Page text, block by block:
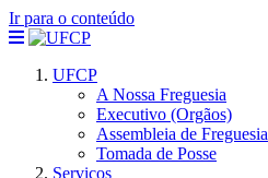
Ir para o conteúdo
UFCP
A Nossa Freguesia
Executivo (Orgãos)
Assembleia de Freguesia
Tomada de Posse
Serviços